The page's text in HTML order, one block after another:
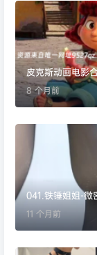
皮克斯动画电影
8 个月前
041.铁锤姐姐-
11 个月前